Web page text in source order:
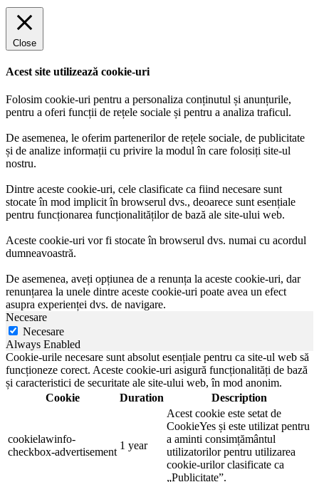
Close
Acest site utilizează cookie-uri
Folosim cookie-uri pentru a personaliza conținutul și anunțurile,
pentru a oferi funcții de rețele sociale și pentru a analiza traficul.
De asemenea, le oferim partenerilor de rețele sociale, de publicitate
și de analize informații cu privire la modul în care folosiți site-ul
nostru.
Dintre aceste cookie-uri, cele clasificate ca fiind necesare sunt
stocate în mod implicit în browserul dvs., deoarece sunt esențiale
pentru funcționarea funcționalităților de bază ale site-ului web.
Aceste cookie-uri vor fi stocate în browserul dvs. numai cu acordul
dumneavoastră.
De asemenea, aveți opțiunea de a renunța la aceste cookie-uri, dar
renunțarea la unele dintre aceste cookie-uri poate avea un efect
asupra experienței dvs. de navigare.
Necesare
Necesare
Always Enabled
Cookie-urile necesare sunt absolut esențiale pentru ca site-ul web să
funcționeze corect. Aceste cookie-uri asigură funcționalități de bază
și caracteristici de securitate ale site-ului web, în mod anonim.
Cookie
Duration Description
cookielawinfo-
checkbox-advertisement
1 year
Acest cookie este setat de
CookieYes și este utilizat pentru
a aminti consimțământul
utilizatorilor pentru utilizarea
cookie-urilor clasificate ca
„Publicitate”.